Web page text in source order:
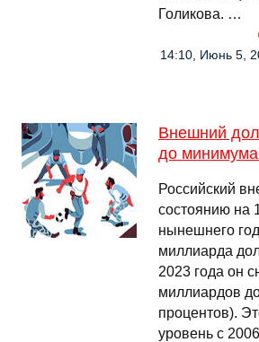
Голикова. …
14:10, Июнь 5,
Внешний
до
Российский
состоянию на
нынешнего
миллиарда
2023 года он
миллиардов
процентов).
уровень с